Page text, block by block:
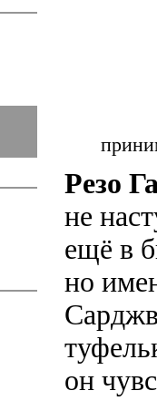
Резо
не
ещё в
но
он